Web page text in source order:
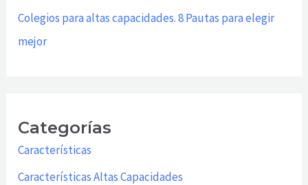
Colegios para altas capacidades. 8 Pautas para elegir
mejor
Categorías
Características
Características Altas Capacidades